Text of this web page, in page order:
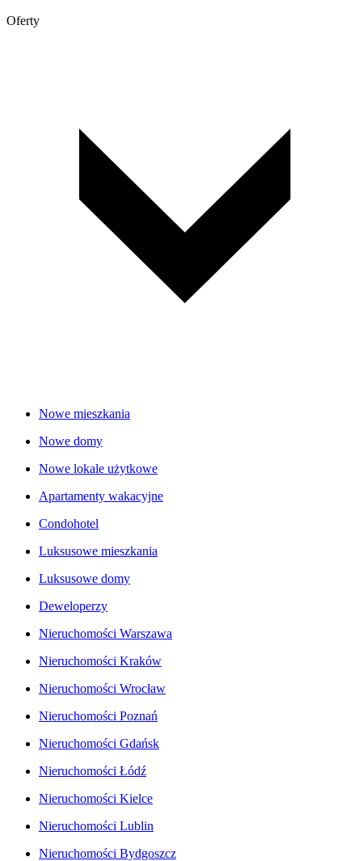
Oferty
Nowe mieszkania
Nowe domy
Nowe lokale użytkowe
Apartamenty wakacyjne
Condohotel
Luksusowe mieszkania
Luksusowe domy
Deweloperzy
Nieruchomości Warszawa
Nieruchomości Kraków
Nieruchomości Wrocław
Nieruchomości Poznań
Nieruchomości Gdańsk
Nieruchomości Łódź
Nieruchomości Kielce
Nieruchomości Lublin
Nieruchomości Bydgoszcz